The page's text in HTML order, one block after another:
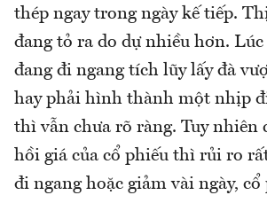
thép ngay trong ngày kế tiếp.
đang tỏ ra do dự nhiều hơn.
đang đi ngang tích lũy lấy đà
hay phải hình thành một nhịp
thì vẫn chưa rõ ràng. Tuy nhiên
hồi giá của cổ phiếu thì rủi ro
đi ngang hoặc giảm vài ngày, cổ